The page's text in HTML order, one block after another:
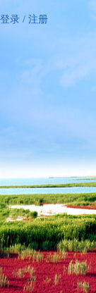
登录 / 注册